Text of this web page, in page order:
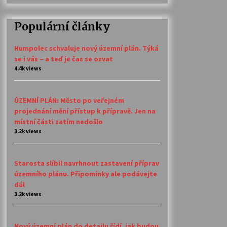
Populární články
Humpolec schvaluje nový územní plán. Týká
se i vás – a teď je čas se ozvat
4.4k views
ÚZEMNÍ PLÁN: Město po veřejném
projednání mění přístup k přípravě. Jen na
místní části zatím nedošlo
3.2k views
Starosta slíbil navrhnout zastavení příprav
územního plánu. Připomínky ale podávejte
dál
3.2k views